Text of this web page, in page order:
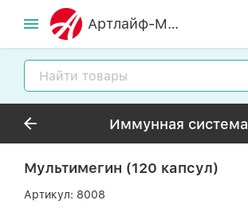
Артлайф-MСК
Иммунная система
Мультимегин (120 капсул)
Артикул: 8008